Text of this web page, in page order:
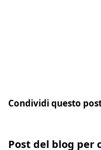
Condividi questo
Post del blog per